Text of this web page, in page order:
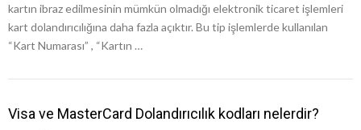
kartın ibraz edilmesinin mümkün olmadığı elektronik ticaret işlemleri
kart dolandırıcılığına daha fazla açıktır. Bu tip işlemlerde kullanılan
“Kart Numarası” , “Kartın …
Visa ve MasterCard Dolandırıcılık kodları nelerdir?